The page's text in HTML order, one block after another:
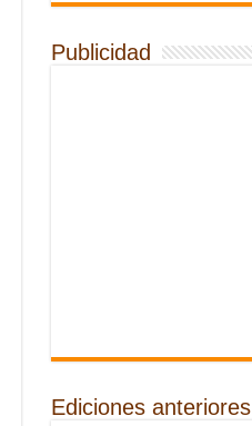
Publicidad
Ediciones anteriores